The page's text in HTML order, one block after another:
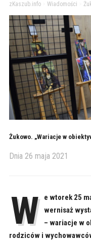
zKaszub.info> Wiadomości
Żukowo. „Wariacje w
Dnia 26 maja 2021
W
e wtorek 25
wernisaż
– wariacje w
rodziców i